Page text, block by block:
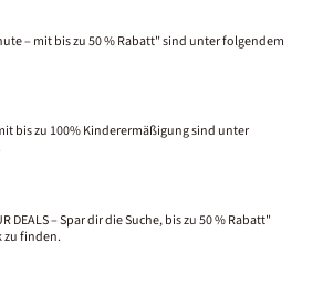
– mit bis zu 50 % Rabatt" sind unter folgendem
bis zu 100% Kinderermäßigung sind unter
DEALS – Spar dir die Suche, bis zu 50 % Rabatt"
zu finden.